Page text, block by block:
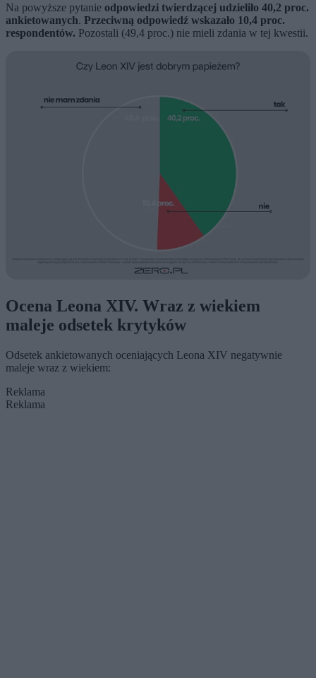
Na powyższe pytanie odpowiedzi twierdzącej udzieliło 40,2 proc.
ankietowanych. Przeciwną odpowiedź wskazało 10,4 proc.
respondentów. Pozostali (49,4 proc.) nie mieli zdania w tej kwestii.
Ocena Leona XIV. Wraz z wiekiem
maleje odsetek krytyków
Odsetek ankietowanych oceniających Leona XIV negatywnie
maleje wraz z wiekiem:
Reklama
Reklama